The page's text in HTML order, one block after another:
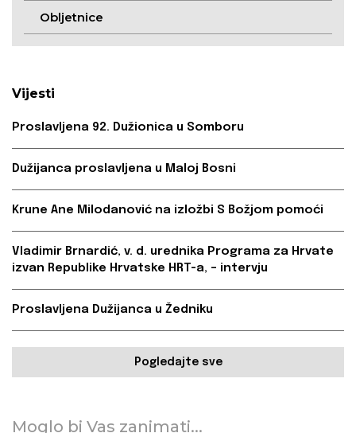
Obljetnice
Vijesti
Proslavljena 92. Dužionica u Somboru
Dužijanca proslavljena u Maloj Bosni
Krune Ane Milodanović na izložbi S Božjom pomoći
Vladimir Brnardić, v. d. urednika Programa za Hrvate
izvan Republike Hrvatske HRT-a, – intervju
Proslavljena Dužijanca u Žedniku
Pogledajte sve
Moglo bi Vas zanimati...